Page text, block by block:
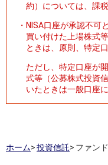
約）については、課
・ NISA口座が承認不可
買い付けた上場株式
ときは、原則、特定
ただし、特定口座が
式等（公募株式投資
いたときは一般口座
ホーム>投資信託> ファン